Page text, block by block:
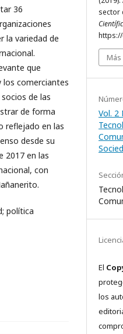
36
la variedad de
que
los comerciantes
de las
de forma
reflejado en las
desde su
2017 en las
con
política
sector
Vol. 2
El
los